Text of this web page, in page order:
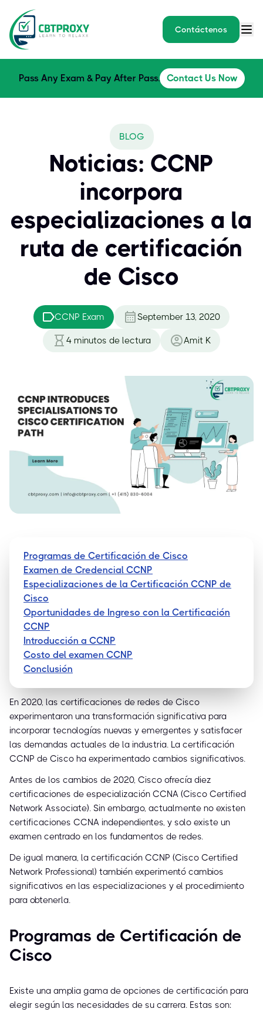
Contáctenos
Pass Any Exam & Pay After Pass. Contact Us Now
BLOG
Noticias: CCNP
incorpora
especializaciones a la
ruta de certificación
de Cisco
CCNP Exam September 13, 2020
4 minutos de lectura Amit K
Programas de Certificación de Cisco
Examen de Credencial CCNP
Especializaciones de la Certificación CCNP de
Cisco
Oportunidades de Ingreso con la Certificación
CCNP
Introducción a CCNP
Costo del examen CCNP
Conclusión
En 2020, las certificaciones de redes de Cisco
experimentaron una transformación significativa para
incorporar tecnologías nuevas y emergentes y satisfacer
las demandas actuales de la industria. La certificación
CCNP de Cisco ha experimentado cambios significativos.
Antes de los cambios de 2020, Cisco ofrecía diez
certificaciones de especialización CCNA (Cisco Certified
Network Associate). Sin embargo, actualmente no existen
certificaciones CCNA independientes, y solo existe un
examen centrado en los fundamentos de redes.
De igual manera, la certificación CCNP (Cisco Certified
Network Professional) también experimentó cambios
significativos en las especializaciones y el procedimiento
para obtenerla.
Programas de Certificación de
Cisco
Existe una amplia gama de opciones de certificación para
elegir según las necesidades de su carrera. Estas son: